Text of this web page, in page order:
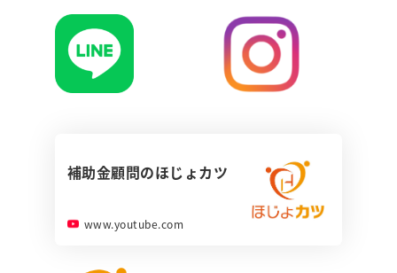
補助金顧問のほじょカツ
www.youtube.com